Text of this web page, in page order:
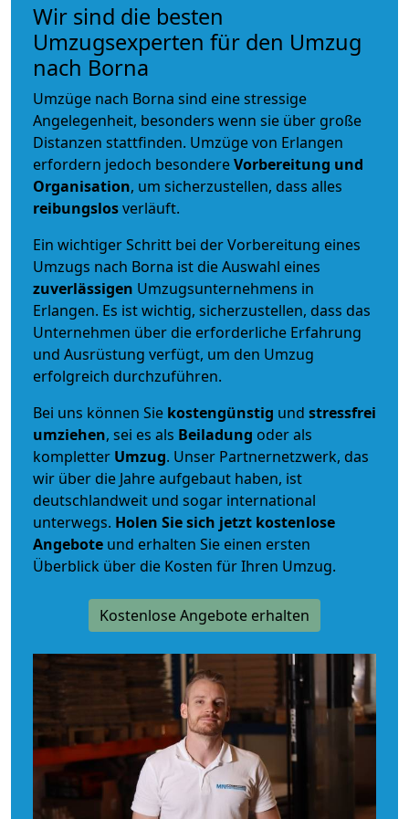
Wir sind die besten
Umzugsexperten für den Umzug
nach Borna
Umzüge nach Borna sind eine stressige
Angelegenheit, besonders wenn sie über große
Distanzen stattfinden. Umzüge von Erlangen
erfordern jedoch besondereVorbereitung und
Organisation, um sicherzustellen, dass alles
reibungslosverläuft.
Ein wichtiger Schritt bei der Vorbereitung eines
Umzugs nach Borna ist die Auswahl eines
zuverlässigen Umzugsunternehmens in
Erlangen. Es ist wichtig, sicherzustellen, dass das
Unternehmen über die erforderliche Erfahrung
und Ausrüstung verfügt, um den Umzug
erfolgreich durchzuführen.
Bei uns können Sie kostengünstig und stressfrei
umziehen, sei es als Beiladung oder als
kompletter Umzug. Unser Partnernetzwerk, das
wir über die Jahre aufgebaut haben, ist
deutschlandweit und sogar international
unterwegs. Holen Sie sich jetzt kostenlose
Angebote und erhalten Sie einen ersten
Überblick über die Kosten für Ihren Umzug.
Kostenlose Angebote erhalten